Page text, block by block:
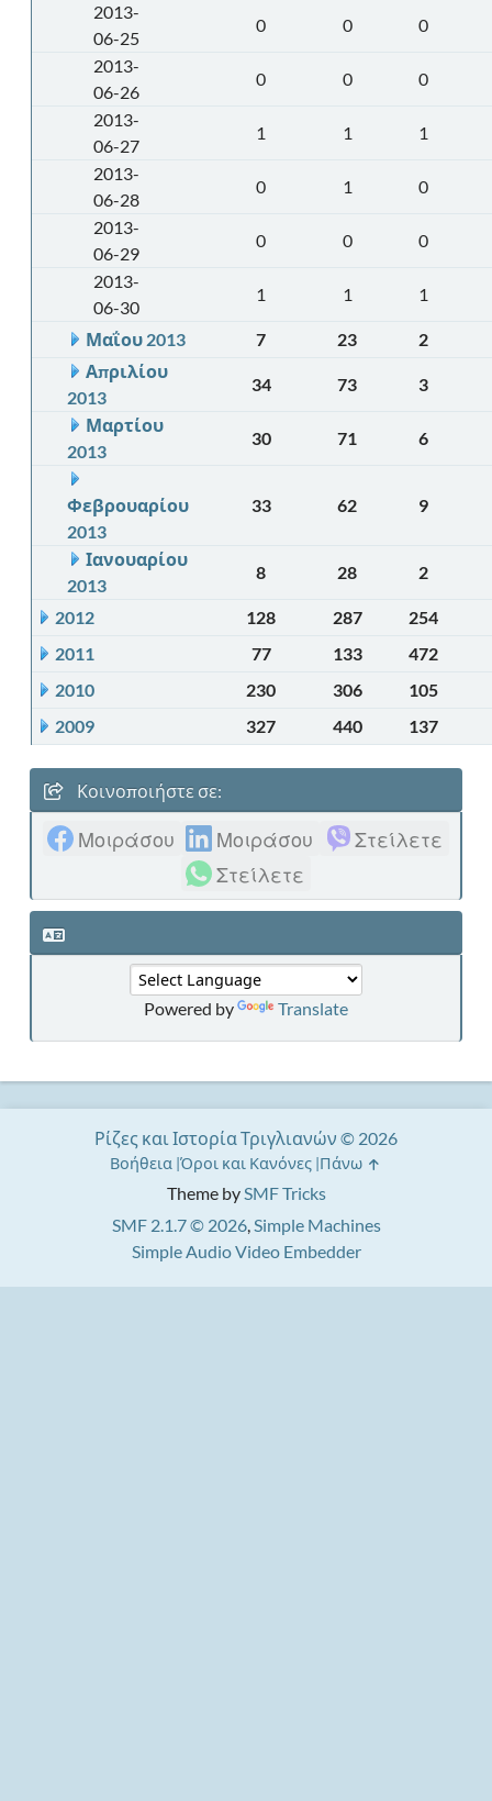
2013-
06-25
0 0
0
2013-
06-26
0 0
0
2013-
06-27
1 1
1
2013-
06-28
0 1
0
2013-
06-29
0 0
0
2013-
06-30
1 1 1
Μαΐου 2013 7 23
2
Απριλίου
2013
34 73
3
Μαρτίου
2013
30 71 6
Φεβρουαρίου
2013
33 62 9
Ιανουαρίου
2013
8 28 2
2012 128 287
254
2011
77 133
472
2010
230 306
105
2009
327 440 137
Κοινοποιήστε σε:
Μοιράσου Μοιράσου
Στείλετε
Στείλετε
Powered by Translate
Theme bySMF Tricks
SMF 2.1.7 © 2026,Simple Machines
Simple Audio Video Embedder
Ρίζες και Ιστορία Τριγλιανών © 2026
Βοήθεια Όροι και Κανόνες Πάνω